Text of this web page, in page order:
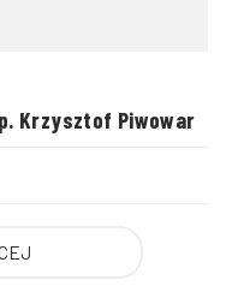
Krzysztof Piwowar